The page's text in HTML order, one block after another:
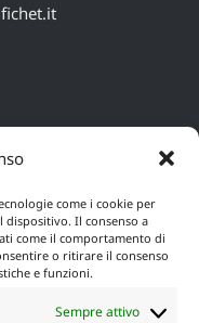
come i cookie per
dispositivo. Il consenso a
come il comportamento di
o ritirare il consenso
e funzioni.
Sempre attivo